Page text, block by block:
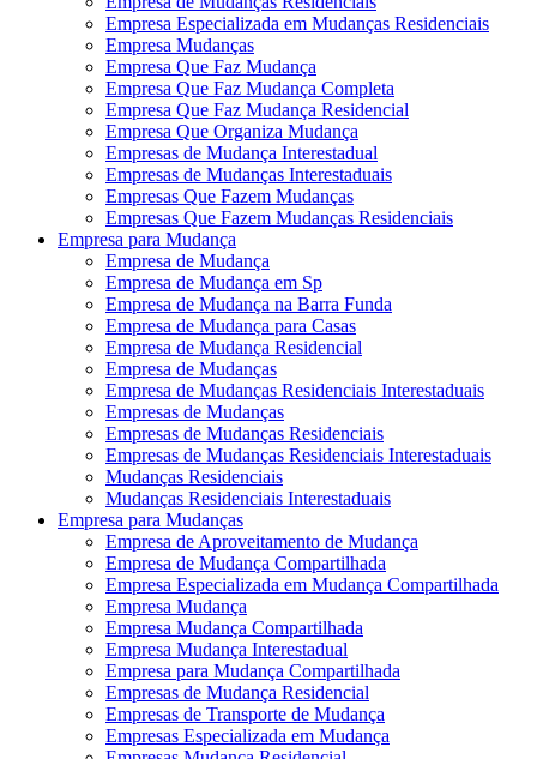
Empresa Especializada em Mudanças Residenciais
Empresa Mudanças
Empresa Que Faz Mudança
Empresa Que Faz Mudança Completa
Empresa Que Faz Mudança Residencial
Empresa Que Organiza Mudança
Empresas de Mudança Interestadual
Empresas de Mudanças Interestaduais
Empresas Que Fazem Mudanças
Empresas Que Fazem Mudanças Residenciais
Empresa para Mudança
Empresa de Mudança
Empresa de Mudança em Sp
Empresa de Mudança na Barra Funda
Empresa de Mudança para Casas
Empresa de Mudança Residencial
Empresa de Mudanças
Empresa de Mudanças Residenciais Interestaduais
Empresas de Mudanças
Empresas de Mudanças Residenciais
Empresas de Mudanças Residenciais Interestaduais
Mudanças Residenciais
Mudanças Residenciais Interestaduais
Empresa para Mudanças
Empresa de Aproveitamento de Mudança
Empresa de Mudança Compartilhada
Empresa Especializada em Mudança Compartilhada
Empresa Mudança
Empresa Mudança Compartilhada
Empresa Mudança Interestadual
Empresa para Mudança Compartilhada
Empresas de Mudança Residencial
Empresas de Transporte de Mudança
Empresas Especializada em Mudança